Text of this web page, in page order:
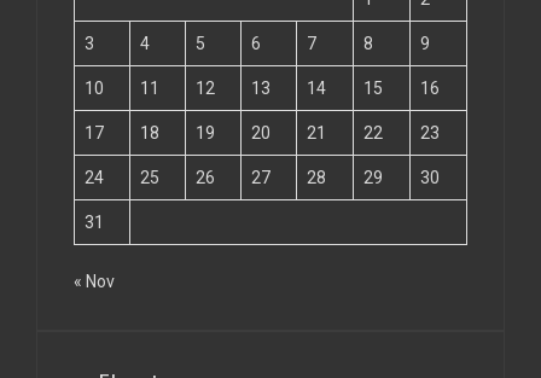
3 4 5 6 7 8 9
10 11 12 13 14 15 16
17 18 19 20 21 22 23
24 25 26 27 28 29 30
31
« Nov